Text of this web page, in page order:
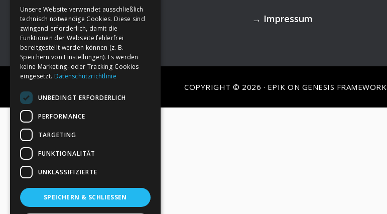
Footer →Deine Spende → Impressum
COPYRIGHT © 2026 · EPIK ON GENESIS FRAMEWORK
Unsere Website verwendet ausschließlich
technisch notwendige Cookies. Diese sind
zwingend erforderlich, damit die
Funktionen der Webseite fehlerfrei
bereitgestellt werden können (z. B.
Speichern von Einstellungen). Es werden
keine Marketing- oder Tracking-Cookies
eingesetzt. Datenschutzrichtlinie
UNBEDINGT ERFORDERLICH
PERFORMANCE
TARGETING
FUNKTIONALITÄT
UNKLASSIFIZIERTE
SPEICHERN & SCHLIESSEN